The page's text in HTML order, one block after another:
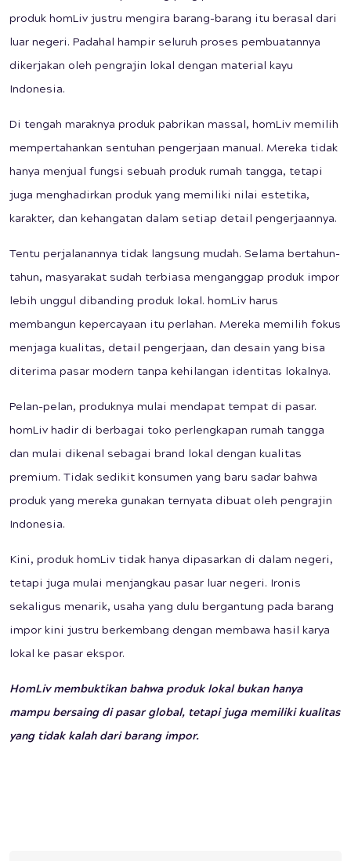
produk homLiv justru mengira barang-barang itu berasal dari
luar negeri. Padahal hampir seluruh proses pembuatannya
dikerjakan oleh pengrajin lokal dengan material kayu
Indonesia.
Di tengah maraknya produk pabrikan massal, homLiv memilih
mempertahankan sentuhan pengerjaan manual. Mereka tidak
hanya menjual fungsi sebuah produk rumah tangga, tetapi
juga menghadirkan produk yang memiliki nilai estetika,
karakter, dan kehangatan dalam setiap detail pengerjaannya.
Tentu perjalanannya tidak langsung mudah. Selama bertahun-
tahun, masyarakat sudah terbiasa menganggap produk impor
lebih unggul dibanding produk lokal. homLiv harus
membangun kepercayaan itu perlahan. Mereka memilih fokus
menjaga kualitas, detail pengerjaan, dan desain yang bisa
diterima pasar modern tanpa kehilangan identitas lokalnya.
Pelan-pelan, produknya mulai mendapat tempat di pasar.
homLiv hadir di berbagai toko perlengkapan rumah tangga
dan mulai dikenal sebagai brand lokal dengan kualitas
premium. Tidak sedikit konsumen yang baru sadar bahwa
produk yang mereka gunakan ternyata dibuat oleh pengrajin
Indonesia.
Kini, produk homLiv tidak hanya dipasarkan di dalam negeri,
tetapi juga mulai menjangkau pasar luar negeri. Ironis
sekaligus menarik, usaha yang dulu bergantung pada barang
impor kini justru berkembang dengan membawa hasil karya
lokal ke pasar ekspor.
HomLiv membuktikan bahwa produk lokal bukan hanya
mampu bersaing di pasar global, tetapi juga memiliki kualitas
yang tidak kalah dari barang impor.